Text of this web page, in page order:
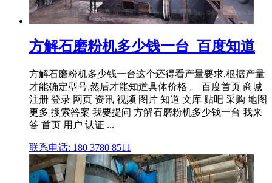
方解石磨粉机多少钱一台_百度知道
方解石磨粉机多少钱一台这个还得看产量要求,根据产量
才能确定型号,然后才能知道具体价格 。 百度首页 商城
注册 登录 网页 资讯 视频 图片 知道 文库 贴吧 采购 地图
更多 搜索答案 我要提问 方解石磨粉机多少钱一台 我来
答 首页 用户 认证 ...
联系电话: 180 3780 8511